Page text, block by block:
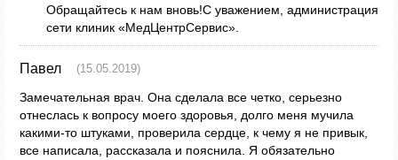
Обращайтесь к нам вновь!С уважением, администрация
сети клиник «МедЦентрСервис».
Павел (15.05.2019)
Замечательная врач. Она сделала все четко, серьезно
отнеслась к вопросу моего здоровья, долго меня мучила
какими-то штуками, проверила сердце, к чему я не привык,
все написала, рассказала и пояснила. Я обязательно